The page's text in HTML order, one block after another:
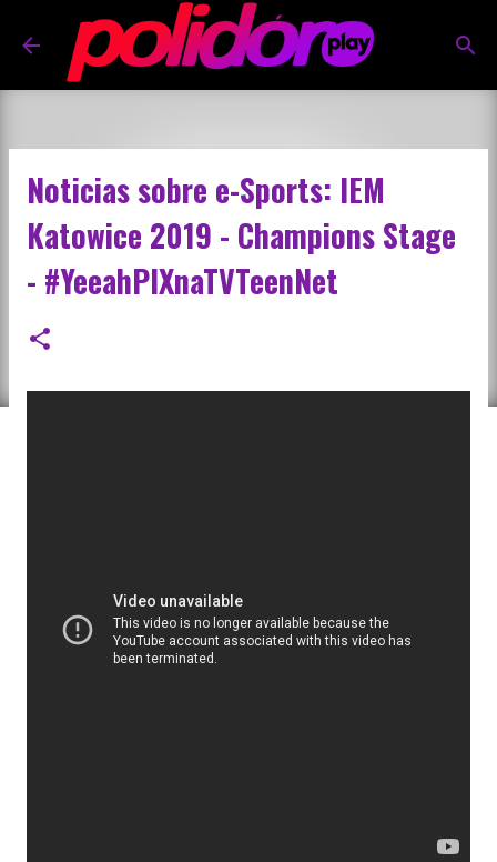
Pular para o conteúdo principal
Noticias sobre e-Sports: IEM
Katowice 2019 - Champions Stage
- #YeeahPIXnaTVTeenNet